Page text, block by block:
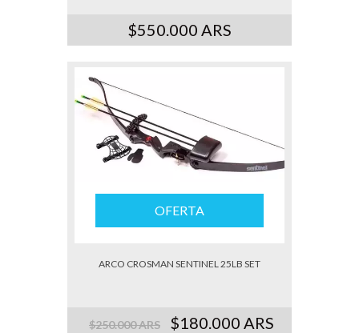
$550.000 ARS
OFERTA
ARCO CROSMAN SENTINEL 25LB SET
$250.000 ARS $180.000 ARS